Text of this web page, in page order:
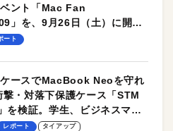
ント「Mac Fan
」を、9月26日（土）に開催
ート
ースでMacBook Neoを守れ
撃・対落下保護ケース「STM
を検証。学生、ビジネスマン
ースに最適！
レポート タイアップ